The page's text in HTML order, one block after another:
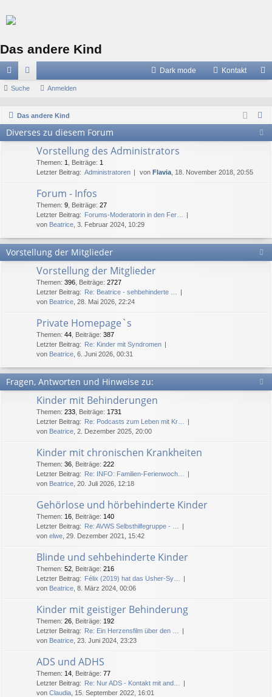
Das andere Kind
ch
llz
ug
or
Dark mode Kontakt
el
de
Suche Anmelden
Das andere Kind
c
Diverses zu diesem Forum
Vorstellung des Administrators
Themen: 1 Beiträge: 1
Letzter Beitrag: Administratoren von Flavia , 18. November 2018, 20:55
Forum - Infos
Themen: 9 Beiträge: 27
Letzter Beitrag: Forums-Moderatorin in den Fer…
von Beatrice , 3. Februar 2024, 10:29
Vorstellung der Mitglieder
Vorstellung der Mitglieder
Themen: 396 Beiträge: 2727
Letzter Beitrag: Re: Beatrice - sehbehinderte …
von Beatrice , 28. Mai 2026, 22:24
Private Homepage`s
Themen: 44 Beiträge: 387
Letzter Beitrag: Re: Kinder mit Syndromen
von Beatrice , 6. Juni 2026, 00:31
Fragen, Antworten und Hinweise zu:
Kinder mit Behinderungen
Themen: 233 Beiträge: 1731
Letzter Beitrag: Re: Podcasts zum Leben mit Kr…
von Beatrice , 2. Dezember 2025, 20:00
Kinder mit chronischen Krankheiten
Themen: 36 Beiträge: 222
Letzter Beitrag: Re: INFO: Familien-Ferienwoch…
von Beatrice , 20. Juli 2026, 12:18
Gehörlose und hörbehinderte Kinder
Themen: 16 Beiträge: 140
Letzter Beitrag: Re: AVWS Selbsthilfegruppe - …
von elwe , 29. Dezember 2021, 15:42
Blinde und sehbehinderte Kinder
Themen: 52 Beiträge: 216
Letzter Beitrag: Félix (2019) hat das Usher-Sy…
von Beatrice , 8. März 2024, 00:06
Kinder mit geistiger Behinderung
Themen: 26 Beiträge: 192
Letzter Beitrag: Re: Ein Herzensfilm über den …
von Beatrice , 23. Juni 2024, 23:23
ADS und ADHS
Themen: 14 Beiträge: 77
Letzter Beitrag: Re: Nur ADS - Kontakt mit and…
von Claudia , 15. September 2022, 16:01